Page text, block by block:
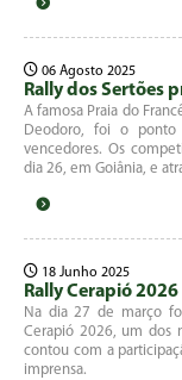
06 Agosto 2025
Rally dos Sertões
A famosa Praia do
Deodoro, foi o
vencedores. Os
dia 26, em Goiânia, e
18 Junho 2025
Rally Cerapió
Na dia 27 de março
Cerapió 2026, um dos
contou com a
imprensa.